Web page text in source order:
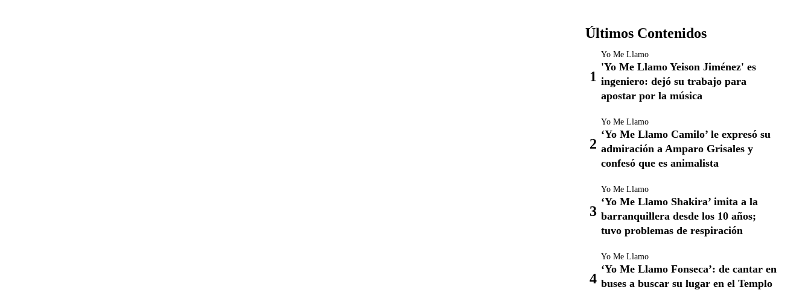
Últimos Contenidos
Yo Me Llamo
'Yo Me Llamo Yeison Jiménez' es
ingeniero: dejó su trabajo para
apostar por la música
Yo Me Llamo
‘Yo Me Llamo Camilo’ le expresó su
admiración a Amparo Grisales y
confesó que es animalista
Yo Me Llamo
‘Yo Me Llamo Shakira’ imita a la
barranquillera desde los 10 años;
tuvo problemas de respiración
Yo Me Llamo
‘Yo Me Llamo Fonseca’: de cantar en
buses a buscar su lugar en el Templo